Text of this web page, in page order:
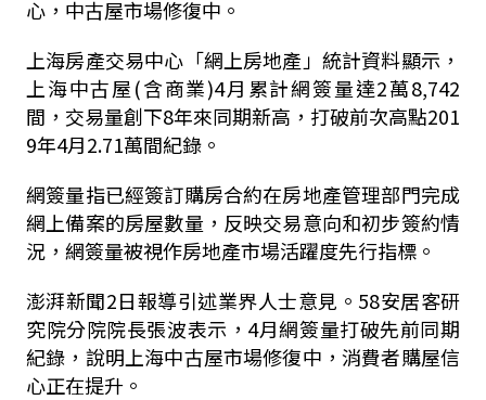
心，中古屋市場修復中。
上海房產交易中心「網上房地產」統計資料顯示，
上海中古屋(含商業)4月累計網簽量達2萬8,742
間，交易量創下8年來同期新高，打破前次高點201
9年4月2.71萬間紀錄。
網簽量指已經簽訂購房合約在房地產管理部門完成
網上備案的房屋數量，反映交易意向和初步簽約情
況，網簽量被視作房地產市場活躍度先行指標。
澎湃新聞2日報導引述業界人士意見。58安居客研
究院分院院長張波表示，4月網簽量打破先前同期
紀錄，說明上海中古屋市場修復中，消費者購屋信
心正在提升。